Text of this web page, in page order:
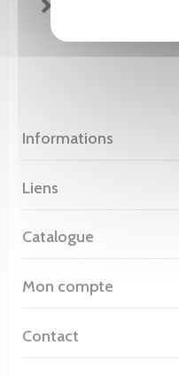
Informations
Liens
Catalogue
Mon compte
Contact